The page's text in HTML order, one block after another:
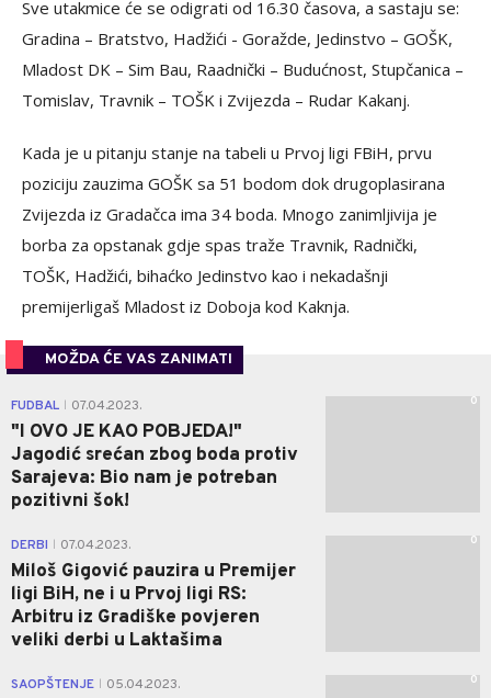
Sve utakmice će se odigrati od 16.30 časova, a sastaju se:
Gradina – Bratstvo, Hadžići - Goražde, Jedinstvo – GOŠK,
Mladost DK – Sim Bau, Raadnički – Budućnost, Stupčanica –
Tomislav, Travnik – TOŠK i Zvijezda – Rudar Kakanj.
Kada je u pitanju stanje na tabeli u Prvoj ligi FBiH, prvu
poziciju zauzima GOŠK sa 51 bodom dok drugoplasirana
Zvijezda iz Gradačca ima 34 boda. Mnogo zanimljivija je
borba za opstanak gdje spas traže Travnik, Radnički,
TOŠK, Hadžići, bihaćko Jedinstvo kao i nekadašnji
premijerligaš Mladost iz Doboja kod Kaknja.
MOŽDA ĆE VAS ZANIMATI
FUDBAL 07.04.2023.
"I OVO JE KAO POBJEDA!"
Jagodić srećan zbog boda protiv
Sarajeva: Bio nam je potreban
pozitivni šok!
0
DERBI 07.04.2023.
Miloš Gigović pauzira u Premijer
ligi BiH, ne i u Prvoj ligi RS:
Arbitru iz Gradiške povjeren
veliki derbi u Laktašima
0
SAOPŠTENJE 05.04.2023. 0